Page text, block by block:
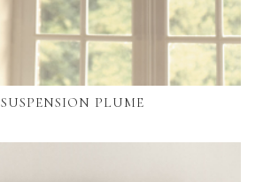
SUSPENSION PLUME